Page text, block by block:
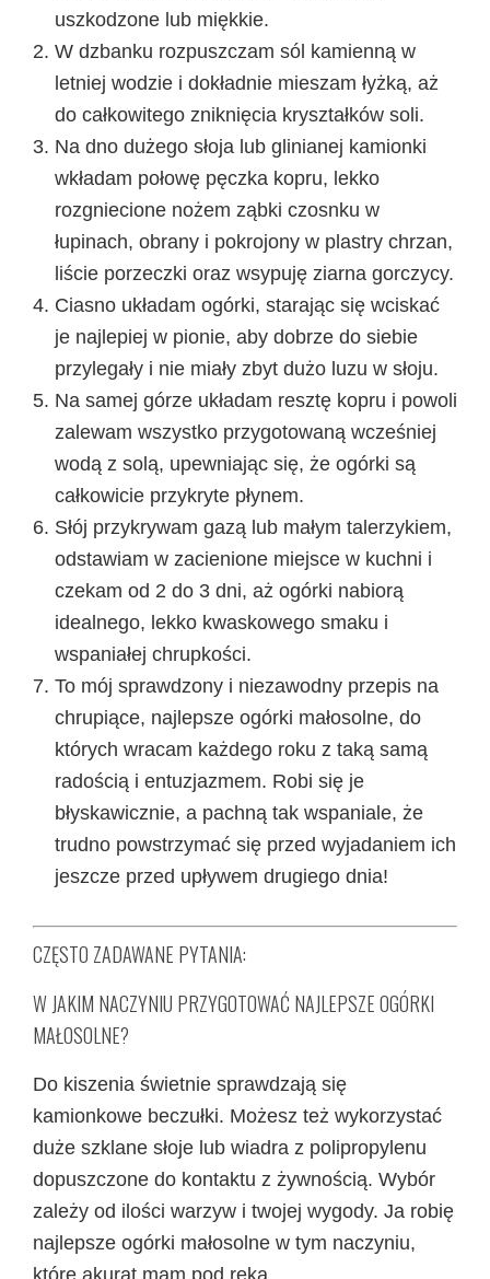
uszkodzone lub miękkie.
W dzbanku rozpuszczam sól kamienną w
letniej wodzie i dokładnie mieszam łyżką, aż
do całkowitego zniknięcia kryształków soli.
Na dno dużego słoja lub glinianej kamionki
wkładam połowę pęczka kopru, lekko
rozgniecione nożem ząbki czosnku w
łupinach, obrany i pokrojony w plastry chrzan,
liście porzeczki oraz wsypuję ziarna gorczycy.
Ciasno układam ogórki, starając się wciskać
je najlepiej w pionie, aby dobrze do siebie
przylegały i nie miały zbyt dużo luzu w słoju.
Na samej górze układam resztę kopru i powoli
zalewam wszystko przygotowaną wcześniej
wodą z solą, upewniając się, że ogórki są
całkowicie przykryte płynem.
Słój przykrywam gazą lub małym talerzykiem,
odstawiam w zacienione miejsce w kuchni i
czekam od 2 do 3 dni, aż ogórki nabiorą
idealnego, lekko kwaskowego smaku i
wspaniałej chrupkości.
To mój sprawdzony i niezawodny przepis na
chrupiące, najlepsze ogórki małosolne, do
których wracam każdego roku z taką samą
radością i entuzjazmem. Robi się je
błyskawicznie, a pachną tak wspaniale, że
trudno powstrzymać się przed wyjadaniem ich
jeszcze przed upływem drugiego dnia!
CZĘSTO ZADAWANE PYTANIA:
W JAKIM NACZYNIU PRZYGOTOWAĆ NAJLEPSZE OGÓRKI
MAŁOSOLNE?
Do kiszenia świetnie sprawdzają się
kamionkowe beczułki. Możesz też wykorzystać
duże szklane słoje lub wiadra z polipropylenu
dopuszczone do kontaktu z żywnością. Wybór
zależy od ilości warzyw i twojej wygody. Ja robię
najlepsze ogórki małosolne w tym naczyniu,
które akurat mam pod ręką.